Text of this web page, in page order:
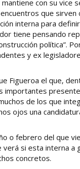
con su vice
que
interna para
tiene pensando
política”.
y ex
Figueroa el que,
importantes
de los que
ojos una
o febrero del que
verá si esta interna a
concretos.